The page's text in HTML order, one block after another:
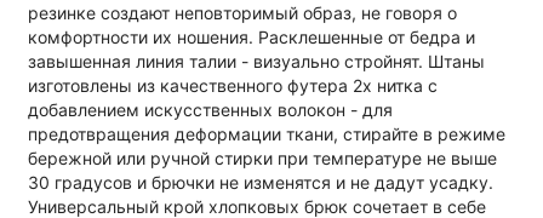
резинке создают неповторимый образ, не говоря о
комфортности их ношения. Расклешенные от бедра и
завышенная линия талии - визуально стройнят. Штаны
изготовлены из качественного футера 2х нитка с
добавлением искусственных волокон - для
предотвращения деформации ткани, стирайте в режиме
бережной или ручной стирки при температуре не выше
30 градусов и брючки не изменятся и не дадут усадку.
Универсальный крой хлопковых брюк сочетает в себе